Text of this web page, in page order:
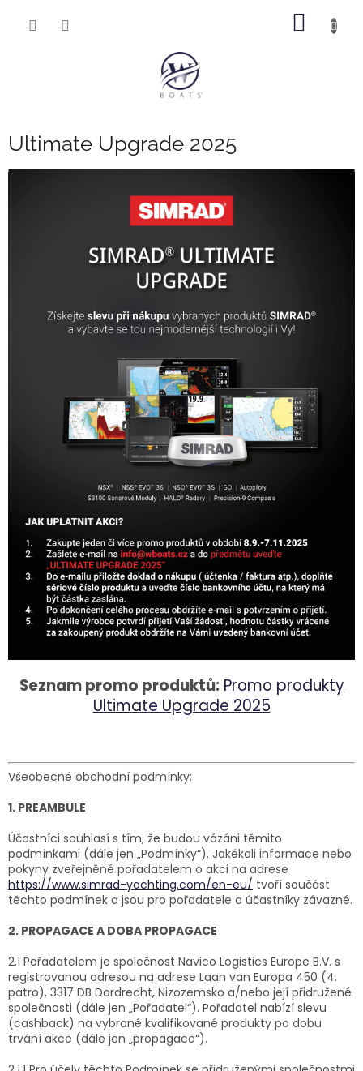
Ultimate Upgrade 2025
Seznam promo produktů: Promo produkty
Ultimate Upgrade 2025
Všeobecné obchodní podmínky:
1. PREAMBULE
Účastníci souhlasí s tím, že budou vázáni těmito
podmínkami (dále jen „Podmínky“). Jakékoli informace nebo
pokyny zveřejněné pořadatelem o akci na adrese
https://www.simrad-yachting.com/en-eu/ tvoří součást
těchto podmínek a jsou pro pořadatele a účastníky závazné.
2. PROPAGACE A DOBA PROPAGACE
2.1 Pořadatelem je společnost Navico Logistics Europe B.V. s
registrovanou adresou na adrese Laan van Europa 450 (4.
patro), 3317 DB Dordrecht, Nizozemsko a/nebo její přidružené
společnosti (dále jen „Pořadatel“). Pořadatel nabízí slevu
(cashback) na vybrané kvalifikované produkty po dobu
trvání akce (dále jen „propagace“).